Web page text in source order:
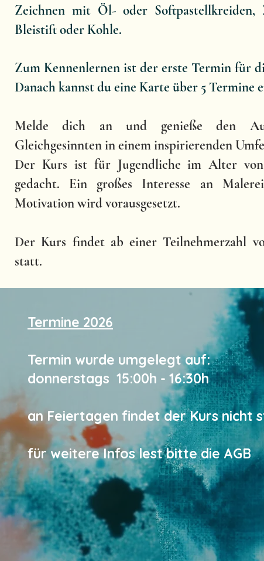
Zeichnen mit Öl- oder Softpastellkreiden,
Bleistift oder Kohle.
Zum Kennenlernen ist der erste Termin für
Danach kannst du eine Karte über 5 Termine
Melde dich an und genieße den
Gleichgesinnten in einem inspirierenden
Der Kurs ist für Jugendliche im Alter von
gedacht. Ein großes Interesse an
Motivation wird vorausgesetzt.
Der Kurs findet ab einer Teilnehmerzahl
statt.
Termine 2026
Termin wurde umgelegt auf:
donnerstags 15:00h - 16:30h
an Feiertagen findet der Kurs nicht
für weitere Infos lest bitte die AGB